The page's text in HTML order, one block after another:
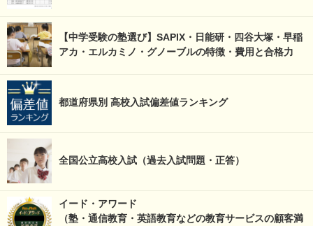
【中学受験の塾選び】SAPIX・日能研・四谷大塚・早稲
アカ・エルカミノ・グノーブルの特徴・費用と合格力
都道府県別 高校入試偏差値ランキング
全国公立高校入試（過去入試問題・正答）
イード・アワード
（塾・通信教育・英語教育などの教育サービスの顧客満